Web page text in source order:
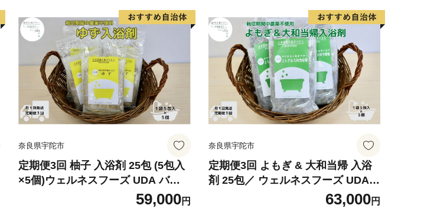
ゆず セイタカアワダチソウ アップ
ルミント 奈良県 宇陀市
奈良県宇陀市
定期便3回 柚子 入浴剤 25包 (5包入
×5個)ウェルネスフーズ UDA バス
グッズ 無添加 有機栽培 リラックス
ストレス解消 ボディケア 肌荒れ改
59,000円
奈良県宇陀市
定期便3回 よもぎ & 大和当帰 入浴
剤 25包／ ウェルネスフーズ UDA
バスグッズ 無添加 有機栽培 リラッ
クス ストレス解消 ボディケア 肌荒
63,000円